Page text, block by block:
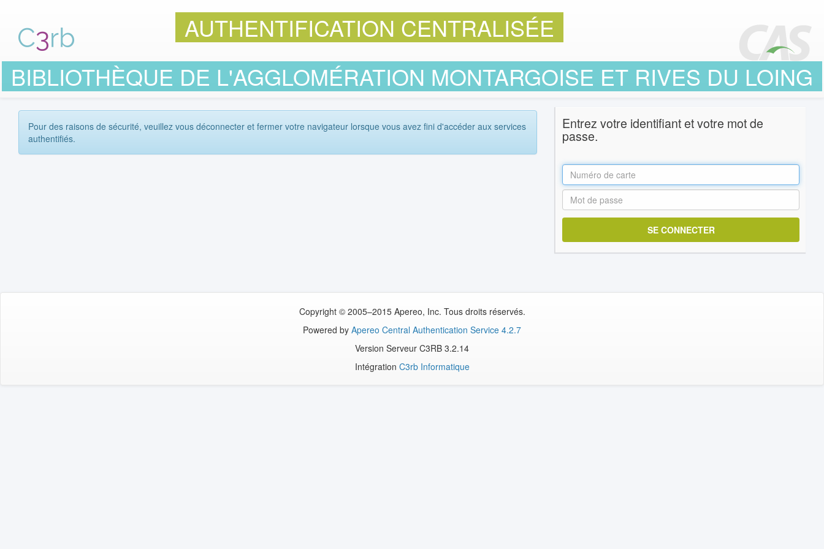
AUTHENTIFICATION CENTRALISÉE
BIBLIOTHÈQUE DE L'AGGLOMÉRATION MONTARGOISE ET RIVES DU LOING
Pour des raisons de sécurité, veuillez vous déconnecter et fermer votre navigateur lorsque vous avez fini d'accéder aux services
authentifiés.
Entrez votre identifiant et votre mot de
passe.
dentifiant:
ot
de
passe:
Copyright © 2005–2015 Apereo, Inc. Tous droits réservés.
Powered by Apereo Central Authentication Service 4.2.7
Version Serveur C3RB 3.2.14
Intégration C3rb Informatique